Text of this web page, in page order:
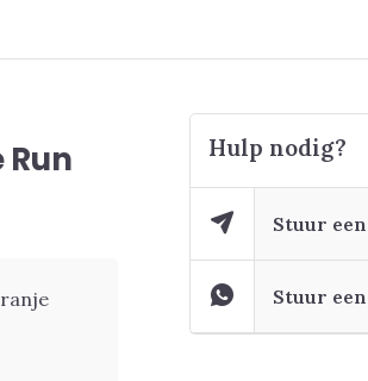
Hulp nodig?
Stuur
Stuur